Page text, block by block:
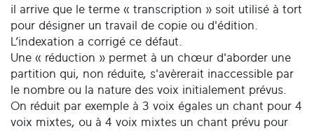
il arrive que le terme « transcription » soit utilisé à tort
pour désigner un travail de copie ou d'édition.
L’indexation a corrigé ce défaut.
Une « réduction » permet à un chœur d'aborder une
partition qui, non réduite, s'avèrerait inaccessible par
le nombre ou la nature des voix initialement prévus.
On réduit par exemple à 3 voix égales un chant pour 4
voix mixtes, ou à 4 voix mixtes un chant prévu pour